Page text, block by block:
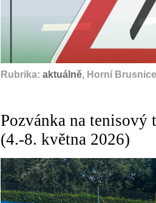
Rubrika: aktuálně, Horní
Pozvánka na
(4.-8. května 2026)